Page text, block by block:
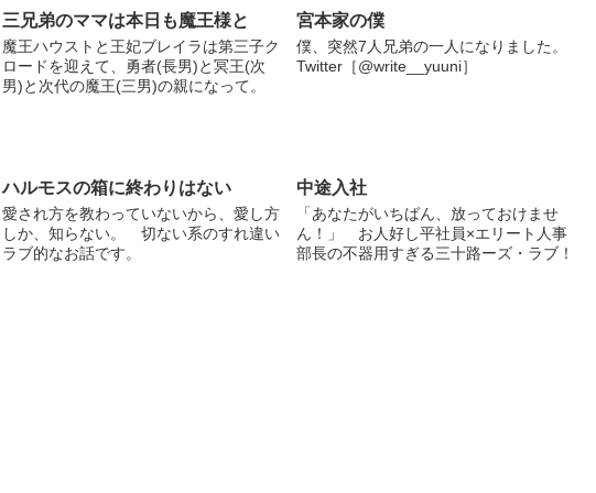
三兄弟のママは本日も魔王様と
魔王ハウストと王妃ブレイラは第三子ク
ロードを迎えて、勇者(長男)と冥王(次
男)と次代の魔王(三男)の親になって。
宮本家の僕
僕、突然7人兄弟の一人になりました。
Twitter［@write__yuuni］
ハルモスの箱に終わりはない
愛され方を教わっていないから、愛し方
しか、知らない。 切ない系のすれ違い
ラブ的なお話です。
中途入社
「あなたがいちばん、放っておけませ
ん！」 お人好し平社員×エリート人事
部長の不器用すぎる三十路ーズ・ラブ！